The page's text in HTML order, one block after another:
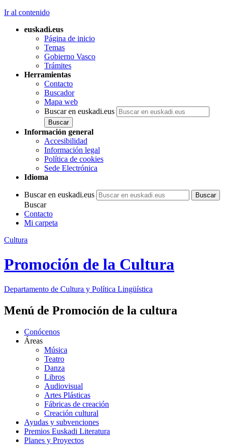
Ir al contenido
euskadi.eus
Página de inicio
Temas
Gobierno Vasco
Trámites
Herramientas
Contacto
Buscador
Mapa web
Buscar en euskadi.eus
Información general
Accesibilidad
Información legal
Política de cookies
Sede Electrónica
Idioma
Buscar en euskadi.eus
Buscar
Contacto
Mi carpeta
Cultura
Promoción de la Cultura
Departamento de Cultura y Política Lingüística
Menú de Promoción de la cultura
Conócenos
Áreas
Música
Teatro
Danza
Libros
Audiovisual
Artes Plásticas
Fábricas de creación
Creación cultural
Ayudas y subvenciones
Premios Euskadi Literatura
Planes y Proyectos